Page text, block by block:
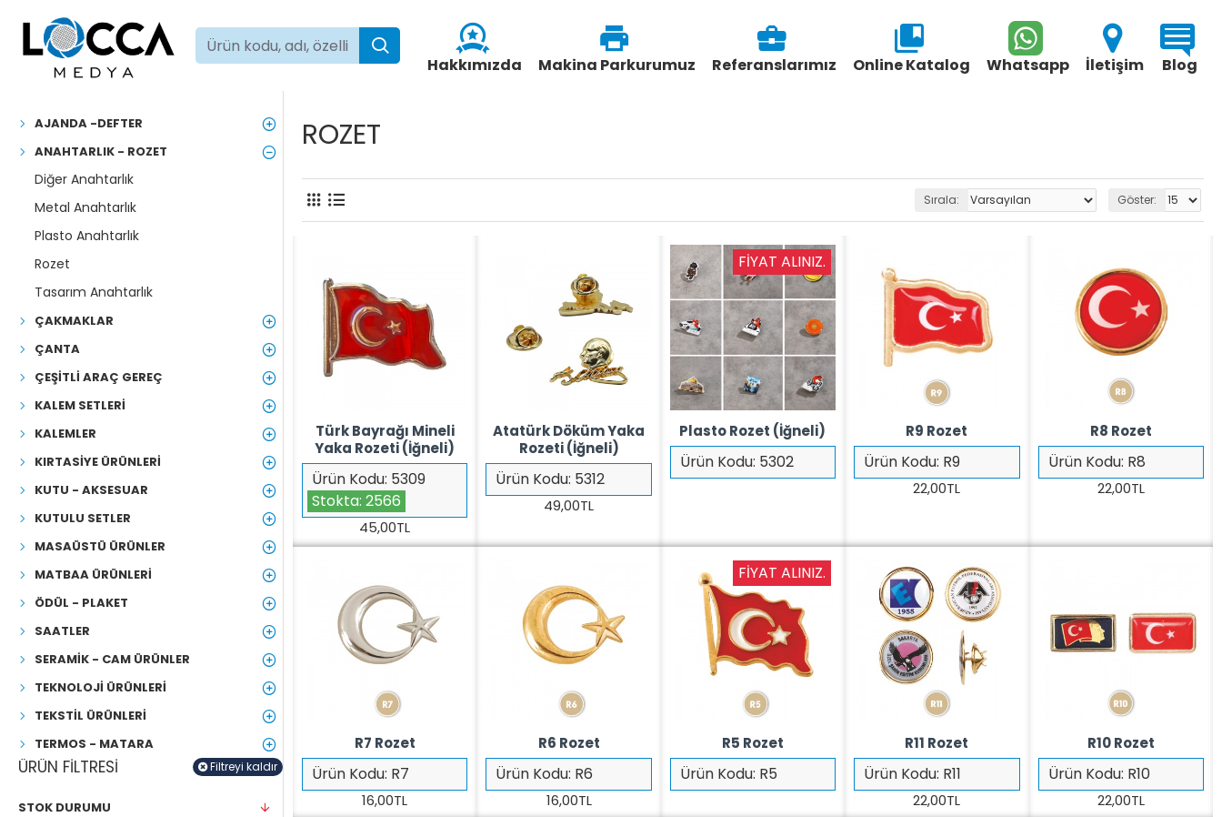
Hakkımızda Makina Parkurumuz Referanslarımız Online Katalog Whatsapp İletişim Blog
AJANDA -DEFTER
ANAHTARLIK - ROZET
Diğer Anahtarlık
Metal Anahtarlık
Plasto Anahtarlık
Rozet
Tasarım Anahtarlık
ÇAKMAKLAR
ÇANTA
ÇEŞITLI ARAÇ GEREÇ
KALEM SETLERI
KALEMLER
KIRTASIYE ÜRÜNLERI
KUTU - AKSESUAR
KUTULU SETLER
MASAÜSTÜ ÜRÜNLER
MATBAA ÜRÜNLERI
ÖDÜL - PLAKET
SAATLER
SERAMIK - CAM ÜRÜNLER
TEKNOLOJI ÜRÜNLERI
TEKSTIL ÜRÜNLERI
TERMOS - MATARA
ÜRÜN FILTRESI Filtreyi kaldır
STOK DURUMU
ROZET
Sırala: Göster:
Ürün Kodu: 5309
Stokta: 2566
Türk Bayrağı Mineli
Yaka Rozeti (İğneli)
45,00TL
Ürün Kodu: 5312
Atatürk Döküm Yaka
Rozeti (İğneli)
49,00TL
FIYAT ALINIZ.
Ürün Kodu: 5302
Plasto Rozet (İğneli)
Ürün Kodu: R9
R9 Rozet
22,00TL
Ürün Kodu: R8
R8 Rozet
22,00TL
Ürün Kodu: R7
R7 Rozet
16,00TL
Ürün Kodu: R6
R6 Rozet
16,00TL
FIYAT ALINIZ.
Ürün Kodu: R5
R5 Rozet
Ürün Kodu: R11
R11 Rozet
22,00TL
Ürün Kodu: R10
R10 Rozet
22,00TL